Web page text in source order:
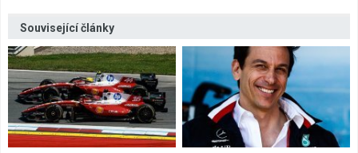
Související články